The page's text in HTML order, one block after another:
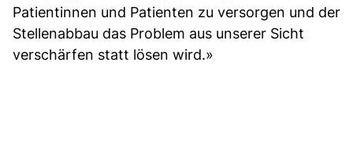
Patientinnen und Patienten zu versorgen und der
Stellenabbau das Problem aus unserer Sicht
verschärfen statt lösen wird.»